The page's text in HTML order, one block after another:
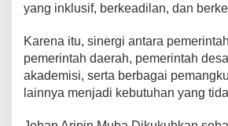
yang inklusif, berkeadilan, dan
Karena itu, sinergi antara
pemerintah daerah, pemerintah
akademisi, serta berbagai
lainnya menjadi kebutuhan yang